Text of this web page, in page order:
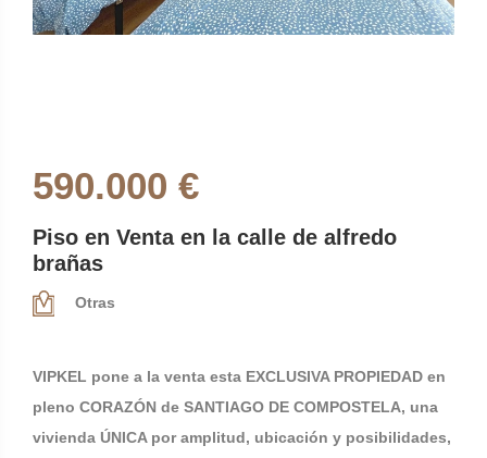
590.000 €
Piso en Venta en la calle de alfredo
brañas
Otras
VIPKEL pone a la venta esta EXCLUSIVA PROPIEDAD en
pleno CORAZÓN de SANTIAGO DE COMPOSTELA, una
vivienda ÚNICA por amplitud, ubicación y posibilidades,